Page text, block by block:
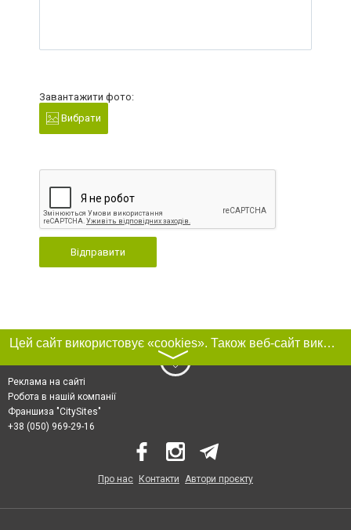
Завантажити фото:
Вибрати
Відправити
Цей сайт використовує «cookies». Також веб-сайт використовує інтернет-сервіс для збору технічних даних стосовно відвідувачів з метою отримання маркетингової та статистичної інформації. Умови обробки даних відвідувачів сайту див.
〉
Реклама на сайті
Робота в нашій компанії
Франшиза "CitySites"
+38 (050) 969-29-16
Про нас Контакти Автори проєкту